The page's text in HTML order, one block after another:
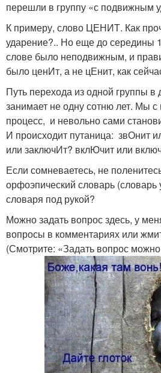
перешли в группу «с подвижным
К примеру, слово ЦЕНИТ. Как
ударение?.. Но еще до середины
слове было неподвижным, и
было ценИт, а не цЕнит, как
Путь перехода из одной группы в
занимает не одну сотню лет. Мы
процесс, и невольно сами
И происходит путаница: звОнит
или заключИт? вклЮчит или
Если сомневаетесь, не
орфоэпический словарь (словарь
словаря под рукой?
Можно задать вопрос здесь, у
вопросы в комментариях или
(Смотрите: «Задать вопрос можно